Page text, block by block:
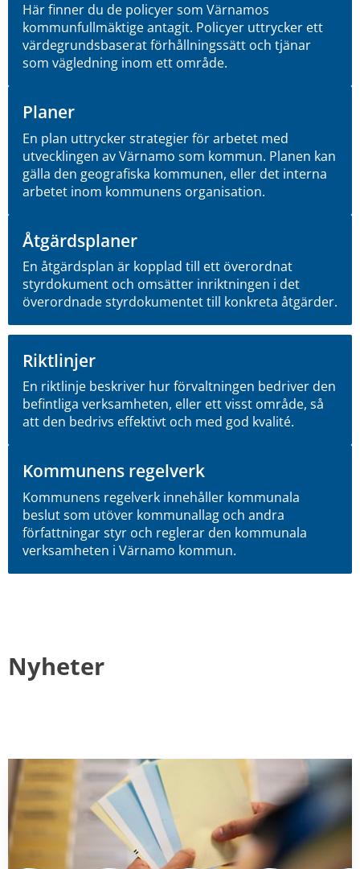
Här finner du de policyer som Värnamos
kommunfullmäktige antagit. Policyer uttrycker ett
värdegrundsbaserat förhållningssätt och tjänar
som vägledning inom ett område.
Planer
En plan uttrycker strategier för arbetet med
utvecklingen av Värnamo som kommun. Planen kan
gälla den geografiska kommunen, eller det interna
arbetet inom kommunens organisation.
Åtgärdsplaner
En åtgärdsplan är kopplad till ett överordnat
styrdokument och omsätter inriktningen i det
överordnade styrdokumentet till konkreta åtgärder.
Riktlinjer
En riktlinje beskriver hur förvaltningen bedriver den
befintliga verksamheten, eller ett visst område, så
att den bedrivs effektivt och med god kvalité.
Kommunens regelverk
Kommunens regelverk innehåller kommunala
beslut som utöver kommunallag och andra
författningar styr och reglerar den kommunala
verksamheten i Värnamo kommun.
Nyheter